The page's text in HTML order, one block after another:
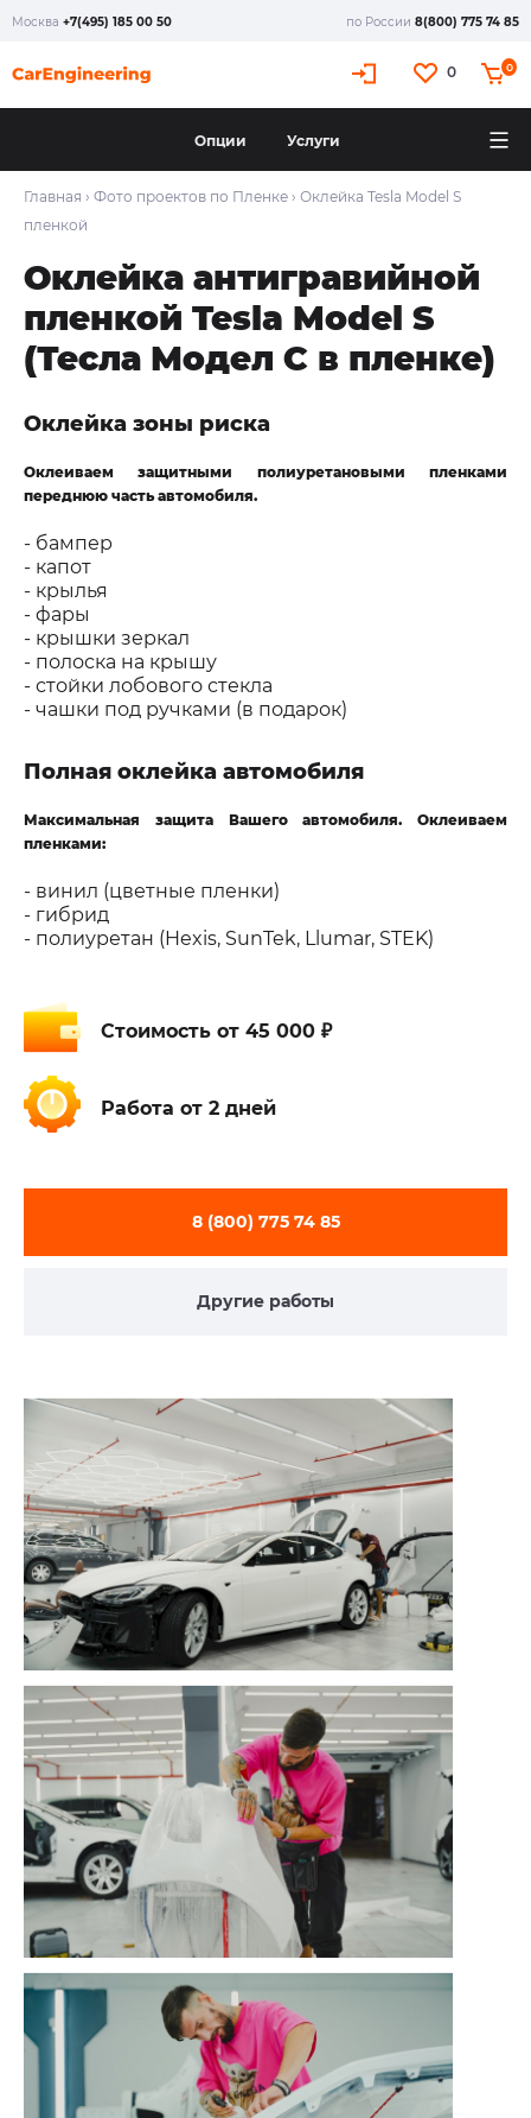
Москва +7(495) 185 00 50 по России 8(800) 775 74 85
0 0
Опции Услуги
Главная › Фото проектов по Пленке › Оклейка Tesla Model S
пленкой
Оклейка антигравийной
пленкой Tesla Model S
(Тесла Модел С в пленке)
Оклейка зоны риска
Оклеиваем защитными полиуретановыми пленками
переднюю часть автомобиля.
- бампер
- капот
- крылья
- фары
- крышки зеркал
- полоска на крышу
- стойки лобового стекла
- чашки под ручками (в подарок)
Полная оклейка автомобиля
Максимальная защита Вашего автомобиля. Оклеиваем
пленками:
- винил (цветные пленки)
- гибрид
- полиуретан (Hexis, SunTek, Llumar, STEK)
Стоимость от 45 000 ₽
Работа от 2 дней
8 (800) 775 74 85
Другие работы